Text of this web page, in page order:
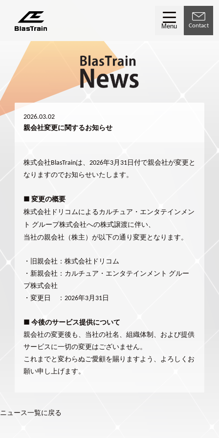
Menu Contact
2026.03.02
親会社変更に関するお知らせ
株式会社BlasTrainは、2026年3月31日付で親会社が変更と
なりますのでお知らせいたします。
■ 変更の概要
株式会社ドリコムによるカルチュア・エンタテインメン
ト グループ株式会社への株式譲渡に伴い、
当社の親会社（株主）が以下の通り変更となります。
・旧親会社：株式会社ドリコム
・新親会社：カルチュア・エンタテインメント グルー
プ株式会社
・変更日 ：2026年3月31日
■ 今後のサービス提供について
親会社の変更後も、当社の社名、組織体制、および提供
サービスに一切の変更はございません。
これまでと変わらぬご愛顧を賜りますよう、よろしくお
願い申し上げます。
ニュース一覧に戻る